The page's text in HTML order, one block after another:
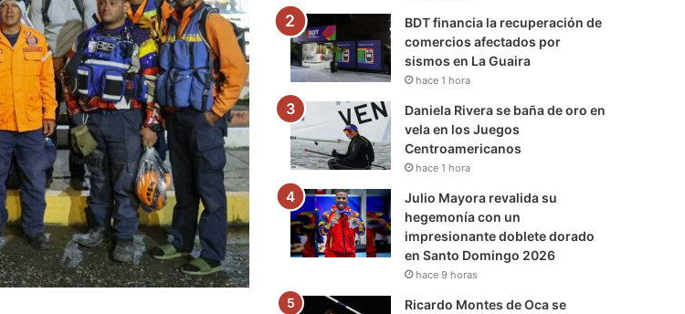
BDT financia la recuperación de
comercios afectados por
sismos en La Guaira
hace 1 hora
Daniela Rivera se baña de oro en
vela en los Juegos
Centroamericanos
hace 1 hora
Julio Mayora revalida su
hegemonía con un
impresionante doblete dorado
en Santo Domingo 2026
hace 9 horas
Ricardo Montes de Oca se